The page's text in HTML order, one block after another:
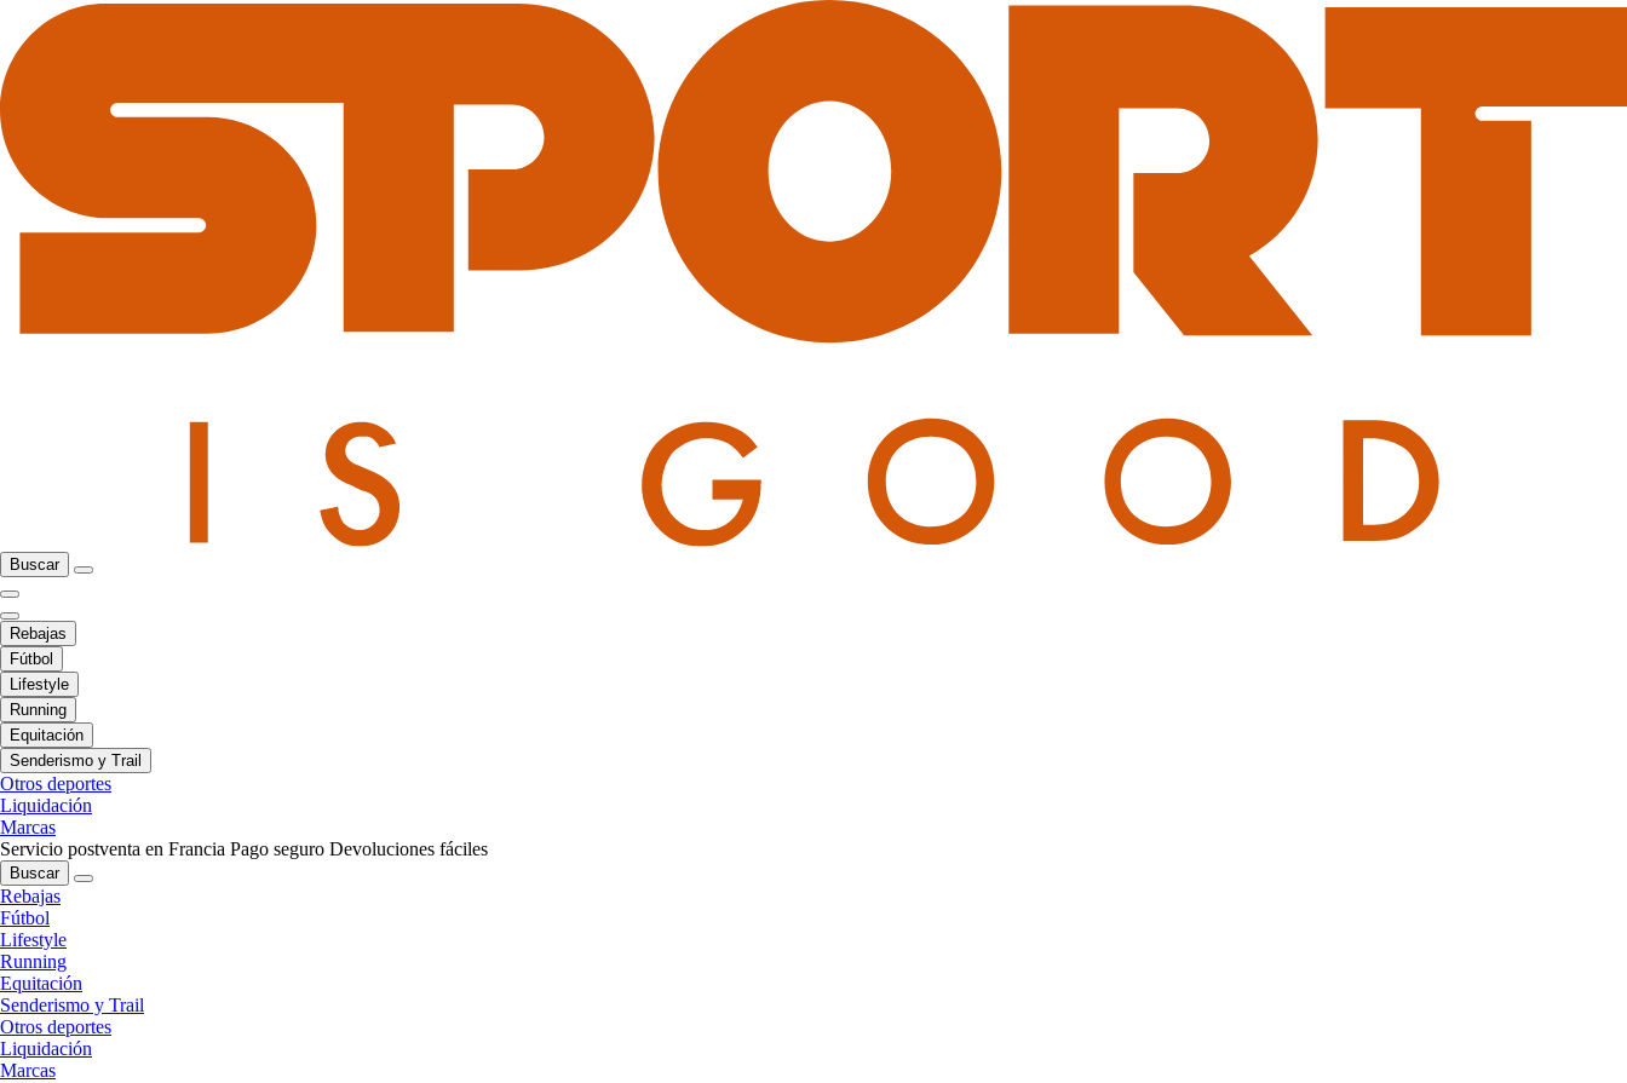
Buscar
Rebajas
Fútbol
Lifestyle
Running
Equitación
Senderismo y Trail
Otros deportes
Liquidación
Marcas
Servicio postventa en Francia Pago seguro Devoluciones fáciles
Buscar
Rebajas
Fútbol
Lifestyle
Running
Equitación
Senderismo y Trail
Otros deportes
Liquidación
Marcas